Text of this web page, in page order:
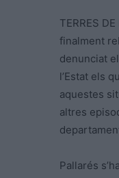
TERRES
finalment
denunciat
l’Estat els
aquestes
altres
Pallarés